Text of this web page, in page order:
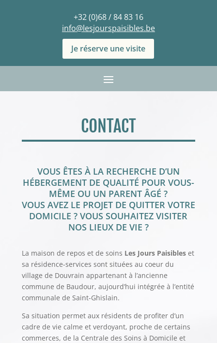
+32 (0)68 / 84 83 16
info@lesjourspaisibles.be
Je réserve une visite
CONTACT
VOUS ÊTES À LA RECHERCHE D’UN
HÉBERGEMENT DE QUALITÉ POUR VOUS-
MÊME OU UN PARENT ÂGÉ ?
VOUS AVEZ LE PROJET DE QUITTER VOTRE
DOMICILE ? VOUS SOUHAITEZ VISITER
NOS LIEUX DE VIE ?
La maison de repos et de soins Les Jours Paisibleset
sa résidence-services sont situées au coeur du
village de Douvrain appartenant à l’ancienne
commune de Baudour, aujourd’hui intégrée à l’entité
communale de Saint-Ghislain.
Sa situation permet aux résidents de profiter d’un
cadre de vie calme et verdoyant, proche de certains
commerces, de la Centrale des Soins à Domicile et